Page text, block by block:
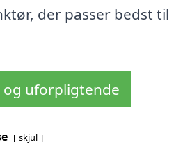
der passer bedst til
og uforpligtende
skjul